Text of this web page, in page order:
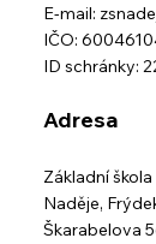
E-mail:
IČO:
ID schránky:
Adresa
Základní
Naděje,
Škarabelova